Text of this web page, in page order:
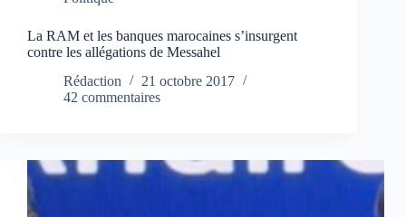
La RAM et les banques marocaines s’insurgent
contre les allégations de Messahel
Rédaction
21 octobre 2017
42 commentaires